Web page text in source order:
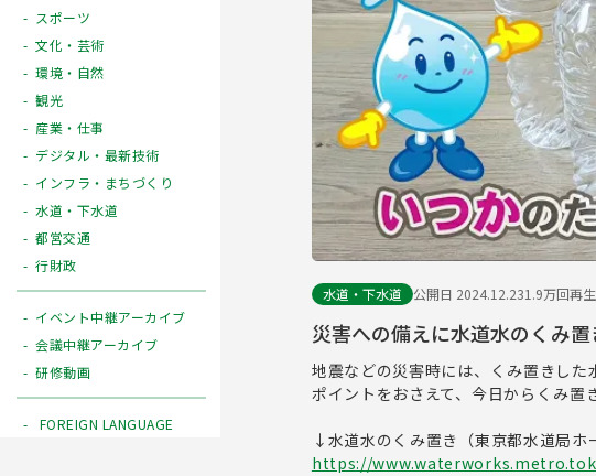
スポーツ
文化・芸術
環境・自然
観光
産業・仕事
デジタル・最新技術
インフラ・まちづくり
水道・下水道
都営交通
行財政
イベント中継アーカイブ
会議中継アーカイブ
研修動画
FOREIGN LANGUAGE
水道・下水道 公開日 2024.12.231.9万回再生
災害への備えに水道水のくみ置
地震などの災害時には、くみ置きした
ポイントをおさえて、今日からくみ置
↓水道水のくみ置き（東京都水道局ホ
https://